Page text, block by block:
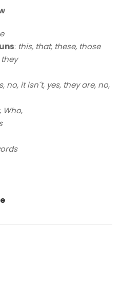
: this, that, these, those
they
no, it isn´t, yes, they are, no,
Who,